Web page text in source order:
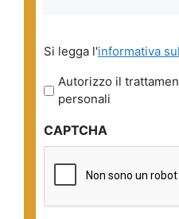
legga
l'informativa
sulla
*
Si legga l'informativa
Autorizzo il
personali
CAPTCHA